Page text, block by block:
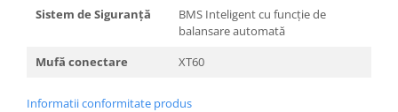
Sistem de Siguranță
BMS Inteligent cu funcție de
balansare automată
Mufă conectare
XT60
Informatii conformitate produs